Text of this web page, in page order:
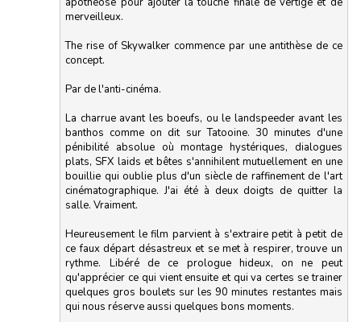
merveilleux.
The rise of Skywalker commence par une antithèse de ce
concept.
Par de l'anti-cinéma.
La charrue avant les boeufs, ou le landspeeder avant les
banthos comme on dit sur Tatooine. 30 minutes d'une
pénibilité absolue où montage hystériques, dialogues
plats, SFX laids et bêtes s'annihilent mutuellement en une
bouillie qui oublie plus d'un siècle de raffinement de l'art
cinématographique. J'ai été à deux doigts de quitter la
salle. Vraiment.
Heureusement le film parvient à s'extraire petit à petit de
ce faux départ désastreux et se met à respirer, trouve un
rythme. Libéré de ce prologue hideux, on ne peut
qu'apprécier ce qui vient ensuite et qui va certes se trainer
quelques gros boulets sur les 90 minutes restantes mais
qui nous réserve aussi quelques bons moments.